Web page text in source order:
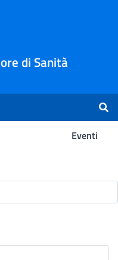
di Sanità
Eventi
-